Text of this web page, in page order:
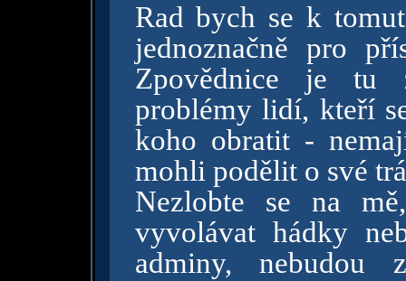
Rad bych se k
jednoznačně pro
Zpovědnice je tu
problémy lidí, kteří
koho obratit -
mohli podělit o své
Nezlobte se na
vyvolávat hádky
adminy, nebudou